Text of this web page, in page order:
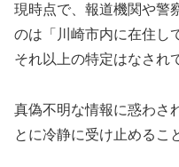
現時点で、報道機関や警
のは「川崎市内に在住し
それ以上の特定はなされ
真偽不明な情報に惑わさ
とに冷静に受け止めるこ